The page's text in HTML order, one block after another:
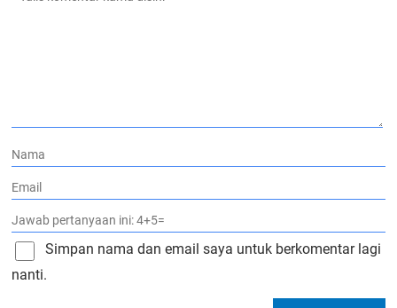
Simpan nama dan email saya untuk berkomentar lagi
nanti.